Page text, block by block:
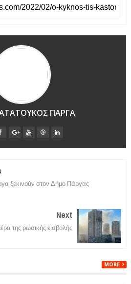
ΠΑΡΓΑ
ξεκινούν στον Δήμο Πάργας
Next
της ρωσικής εισβολής
MORE